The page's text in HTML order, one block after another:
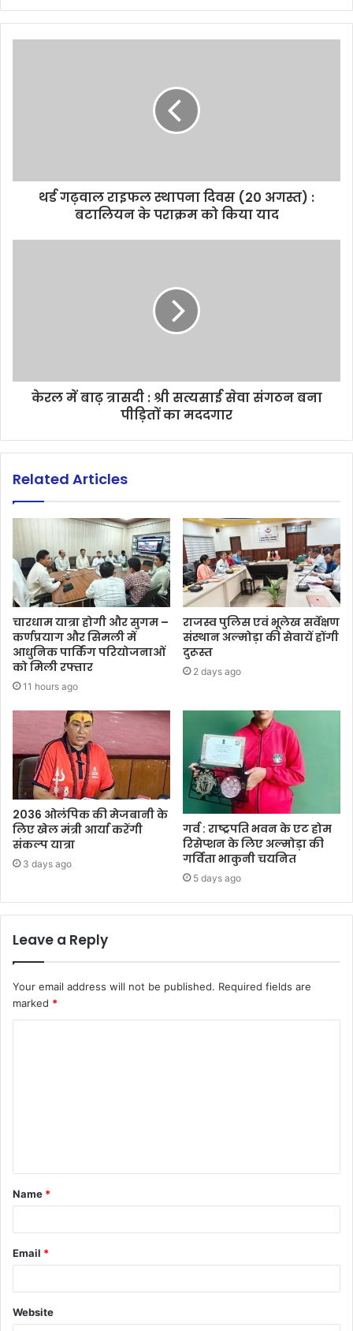
थर्ड गढ़वाल राइफल स्थापना दिवस (20 अगस्त) :
बटालियन के पराक्रम को किया याद
केरल में बाढ़ त्रासदी : श्री सत्यसाई सेवा संगठन बना
पीड़ितों का मददगार
Related Articles
चारधाम यात्रा होगी और सुगम –
कर्णप्रयाग और सिमली में
आधुनिक पार्किंग परियोजनाओं
को मिली रफ्तार
11 hours ago
राजस्व पुलिस एवं भूलेख सर्वेक्षण
संस्थान अल्मोड़ा की सेवायें होंगी
दुरूस्त
2 days ago
2036 ओलंपिक की मेजबानी के
लिए खेल मंत्री आर्या करेंगी
संकल्प यात्रा
3 days ago
गर्व : राष्ट्रपति भवन के एट होम
रिसेप्शन के लिए अल्मोड़ा की
गर्विता भाकुनी चयनित
5 days ago
Leave a Reply
Your email address will not be published. Required fields are
marked *
t
*
Name *
Email *
Website